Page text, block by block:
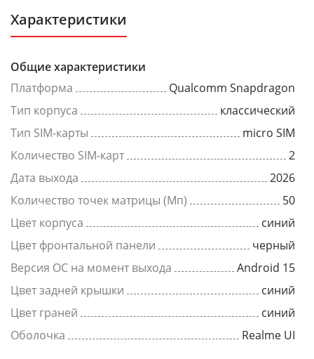
Характеристики
Общие характеристики
Платформа
Qualcomm Snapdragon
Тип корпуса
классический
Тип SIM-карты
micro SIM
Количество SIM-карт
2
Дата выхода
2026
Количество точек матрицы (Мп)
50
Цвет корпуса
синий
Цвет фронтальной панели
черный
Версия ОС на момент выхода
Android 15
Цвет задней крышки
синий
Цвет граней
синий
Оболочка
Realme UI